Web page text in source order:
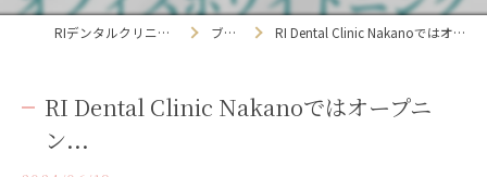
RIデンタルクリニック中野 ブログ RI Dental Clinic Nakanoではオープニン...
RI Dental Clinic Nakanoではオープニ
ン...